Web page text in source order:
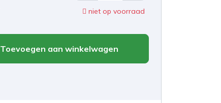
niet op voorraad
Toevoegen aan winkelwagen